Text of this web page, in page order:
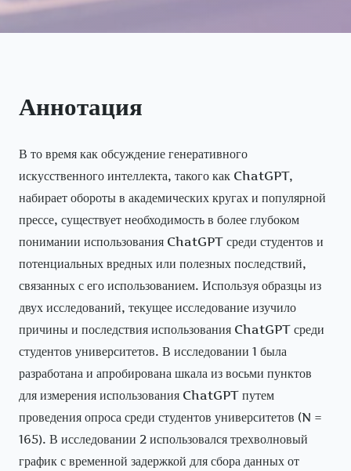
Аннотация
В то время как обсуждение генеративного
искусственного интеллекта, такого как ChatGPT,
набирает обороты в академических кругах и популярной
прессе, существует необходимость в более глубоком
понимании использования ChatGPT среди студентов и
потенциальных вредных или полезных последствий,
связанных с его использованием. Используя образцы из
двух исследований, текущее исследование изучило
причины и последствия использования ChatGPT среди
студентов университетов. В исследовании 1 была
разработана и апробирована шкала из восьми пунктов
для измерения использования ChatGPT путем
проведения опроса среди студентов университетов (N =
165). В исследовании 2 использовался трехволновый
график с временной задержкой для сбора данных от